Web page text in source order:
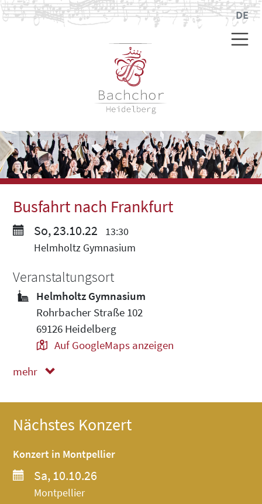
DE
Busfahrt nach Frankfurt
So, 23.10.22
13:30
Helmholtz Gymnasium
Veranstaltungsort
Helmholtz Gymnasium
Rohrbacher Straße 102
69126 Heidelberg
Auf GoogleMaps anzeigen
mehr
Nächstes Konzert
Konzert in Montpellier
Sa, 10.10.26
Montpellier